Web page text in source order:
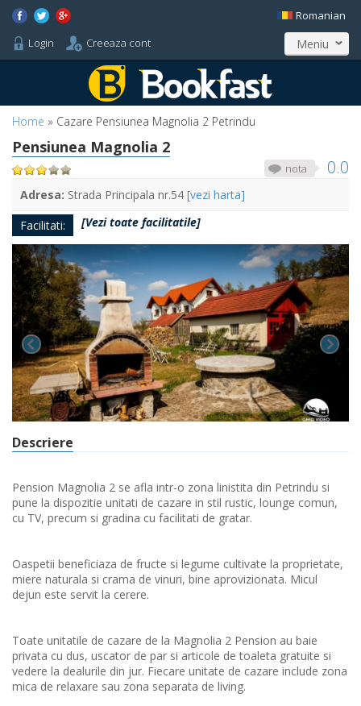
Login Creeaza cont
Romanian
Meniu
Home » Cazare Pensiunea Magnolia 2 Petrindu
Pensiunea Magnolia 2
nota 0.0
Adresa: Strada Principala nr.54 [vezi harta]
Facilitati:
[Vezi toate facilitatile]
Descriere
Pension Magnolia 2 se afla intr-o zona linistita din Petrindu si
pune la dispozitie unitati de cazare in stil rustic, lounge comun,
cu TV, precum si gradina cu facilitati de gratar.
Oaspetii beneficiaza de fructe si legume cultivate la proprietate,
miere naturala si crama de vinuri, bine aprovizionata. Micul
dejun este servit la cerere.
Toate unitatile de cazare de la Magnolia 2 Pension au baie
privata cu dus, uscator de par si articole de toaleta gratuite si
vedere la dealurile din jur. Fiecare unitate de cazare include zona
mica de relaxare sau zona separata de living.